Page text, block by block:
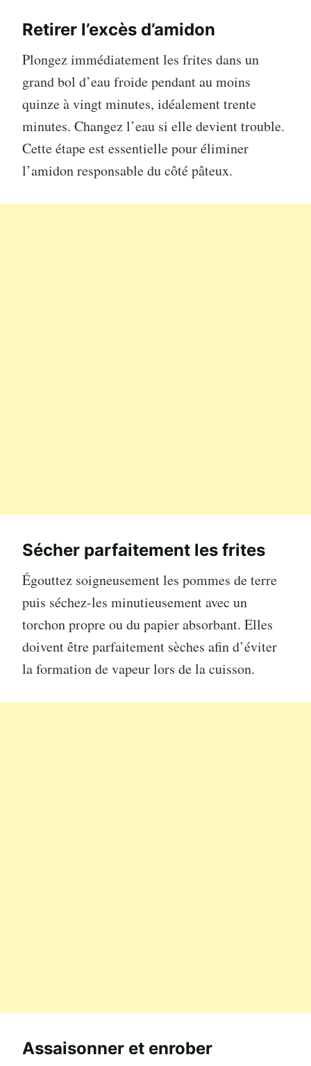
Retirer l’excès d’amidon
Plongez immédiatement les frites dans un
grand bol d’eau froide pendant au moins
quinze à vingt minutes, idéalement trente
minutes. Changez l’eau si elle devient trouble.
Cette étape est essentielle pour éliminer
l’amidon responsable du côté pâteux.
Sécher parfaitement les frites
Égouttez soigneusement les pommes de terre
puis séchez-les minutieusement avec un
torchon propre ou du papier absorbant. Elles
doivent être parfaitement sèches afin d’éviter
la formation de vapeur lors de la cuisson.
Assaisonner et enrober